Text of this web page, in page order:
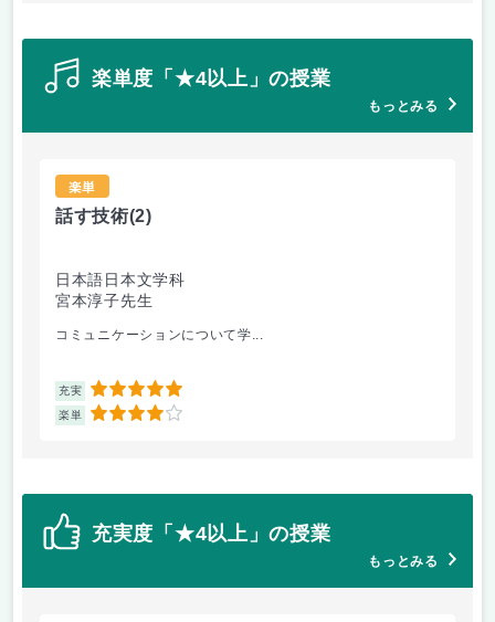
楽単度「★4以上」の授業
もっとみる
楽単
話す技術(2)
日本語日本文学科
宮本淳子先生
コミュニケーションについて学...
充実 5
楽単 4
充実度「★4以上」の授業
もっとみる